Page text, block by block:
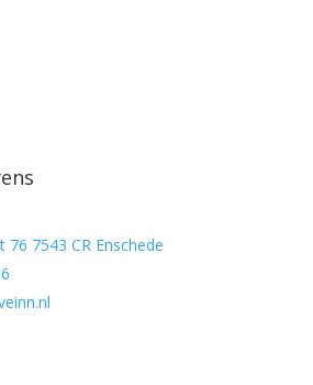
76 7543 CR Enschede